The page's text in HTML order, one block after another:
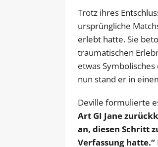
Trotz ihres
ursprüngliche
erlebt hatte. Sie
traumatischen
etwas
nun stand er in
Deville formulierte
Art GI Jane
an, diesen Schritt
Verfassung hatte.“